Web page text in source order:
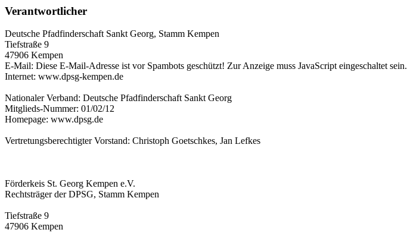
Verantwortlicher
Deutsche Pfadfinderschaft Sankt Georg, Stamm Kempen
Tiefstraße 9
47906 Kempen
E-Mail: Diese E-Mail-Adresse ist vor Spambots geschützt! Zur Anzeige muss JavaScript eingeschaltet sein.
Internet: www.dpsg-kempen.de
Nationaler Verband: Deutsche Pfadfinderschaft Sankt Georg
Mitglieds-Nummer: 01/02/12
Homepage: www.dpsg.de
Vertretungsberechtigter Vorstand: Christoph Goetschkes, Jan Lefkes
Förderkeis St. Georg Kempen e.V.
Rechtsträger der DPSG, Stamm Kempen
Tiefstraße 9
47906 Kempen